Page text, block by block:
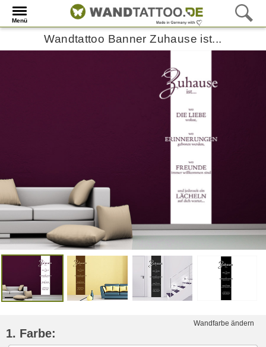
Menü
Wandtattoo Banner Zuhause ist...
Wandfarbe ändern
1. Farbe: